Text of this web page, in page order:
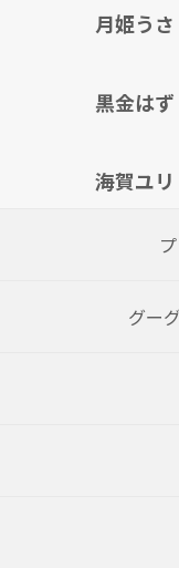
月姫うさ
黒金はず
海賀ユリ
グー